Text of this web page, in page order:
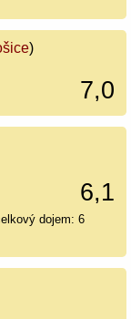
)
7,0
6,1
dojem: 6